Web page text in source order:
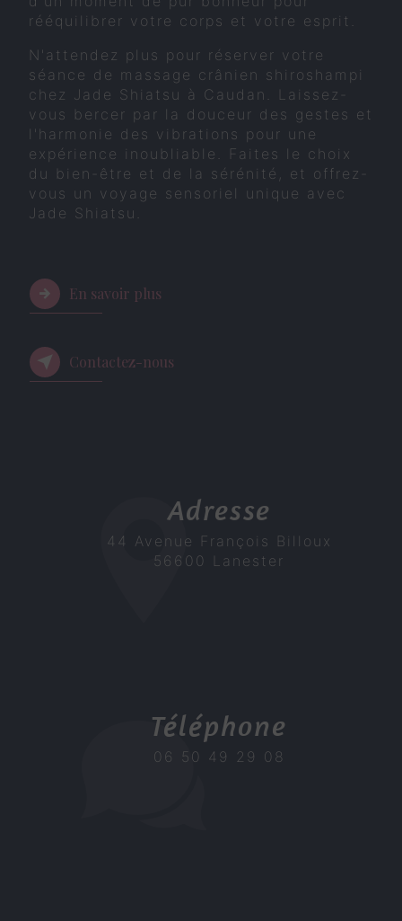
rééquilibrer votre corps et votre esprit.
N'attendez plus pour réserver votre
séance de massage crânien shiroshampi
chez Jade Shiatsu à Caudan. Laissez-
vous bercer par la douceur des gestes et
l'harmonie des vibrations pour une
expérience inoubliable. Faites le choix
du bien-être et de la sérénité, et offrez-
vous un voyage sensoriel unique avec
Jade Shiatsu.
En savoir plus
Contactez-nous
Adresse
44 Avenue François Billoux
56600 Lanester
Téléphone
06 50 49 29 08